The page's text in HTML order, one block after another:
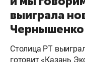
выиграла
Чернышенко
Столица РТ
готовит «Казань